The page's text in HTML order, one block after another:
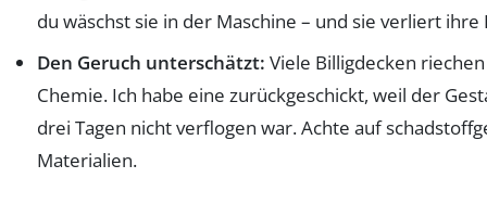
du wäschst sie in der Maschine – und sie verliert ihre
Den Geruch unterschätzt: Viele Billigdecken
Chemie. Ich habe eine zurückgeschickt, weil der
drei Tagen nicht verflogen war. Achte auf
Materialien.